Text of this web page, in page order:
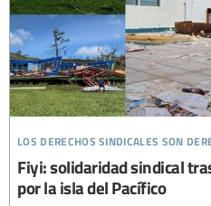
los derechos sindicales son
Fiyi: solidaridad sindical
por la isla del Pacífico